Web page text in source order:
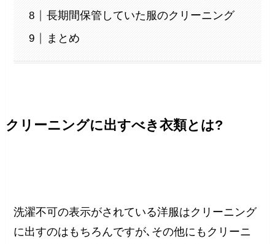
長期間保管していた服のクリーニング
まとめ
クリーニングに出すべき衣類とは?
洗濯不可の表示がされている洋服はクリーニング
に出すのはもちろんですが､その他にもクリーニ